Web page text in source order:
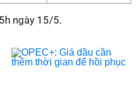
ngày 15/5.